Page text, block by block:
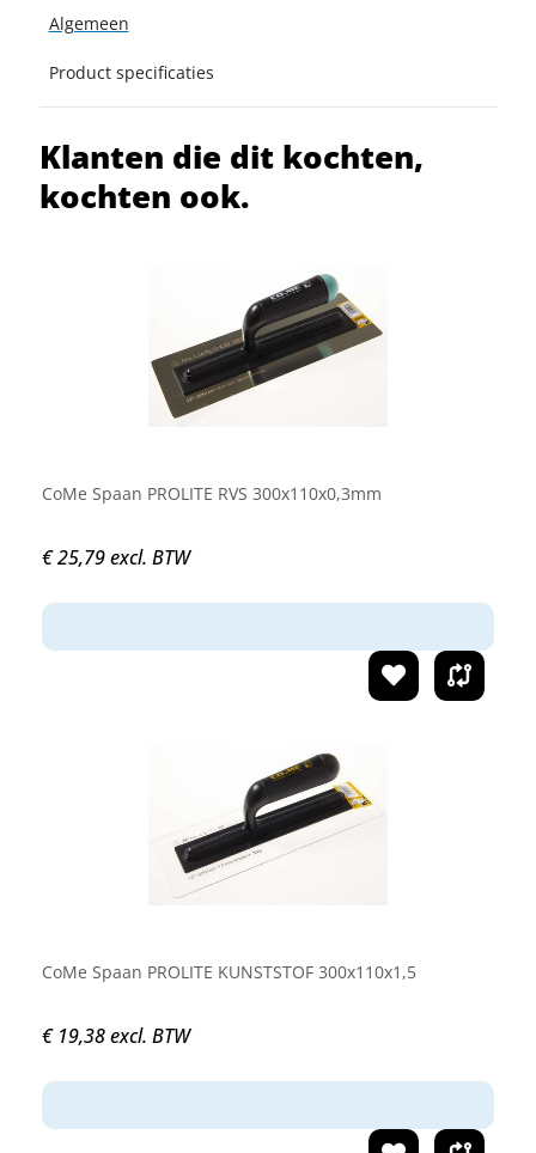
Algemeen
Product specificaties
Klanten die dit kochten,
kochten ook.
CoMe Spaan PROLITE RVS 300x110x0,3mm
€ 25,79 excl. BTW
CoMe Spaan PROLITE KUNSTSTOF 300x110x1,5
€ 19,38 excl. BTW